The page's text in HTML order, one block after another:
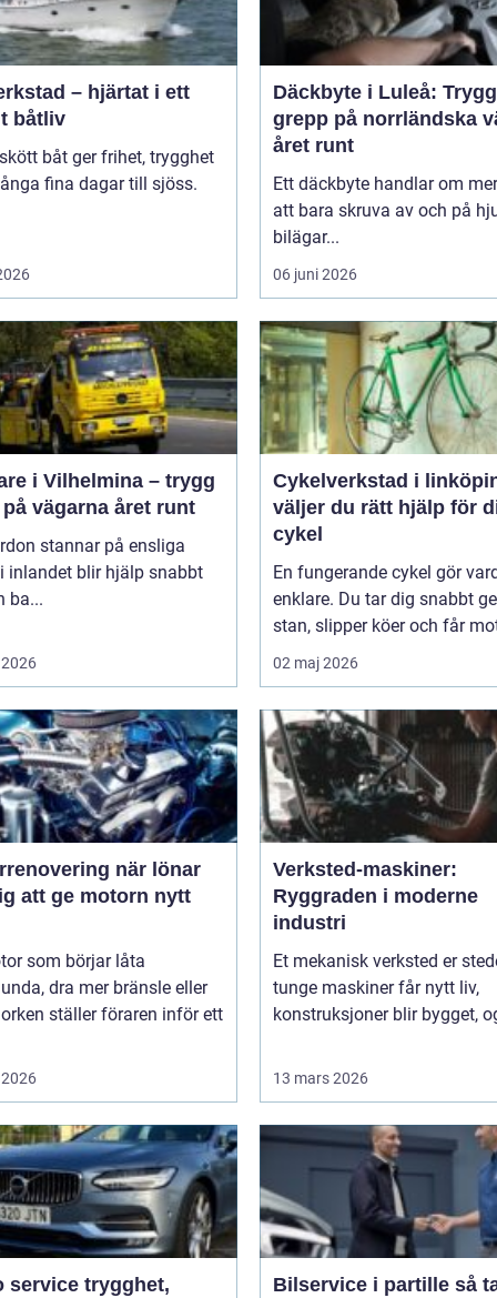
– hjärtat i ett
båtliv
båt ger frihet, trygghet
fina dagar till sjöss.
Däckbyte i Luleå:
grepp på norrländska
året runt
Ett däckbyte handlar om
att bara skruva av och på
bilägar...
06 juni 2026
i Vilhelmina – trygg
vägarna året runt
stannar på ensliga
inlandet blir hjälp snabbt
ba...
Cykelverkstad i linköping
väljer du rätt hjälp för
cykel
En fungerande cykel gör
enklare. Du tar dig snabbt
stan, slipper köer och får
02 maj 2026
när lönar
att ge motorn nytt
som börjar låta
dra mer bränsle eller
ställer föraren inför ett
Verksted-maskiner:
Ryggraden i moderne
industri
Et mekanisk verksted er
tunge maskiner får nytt liv,
konstruksjoner blir bygget,
13 mars 2026
trygghet,
Bilservice i partille så tar du